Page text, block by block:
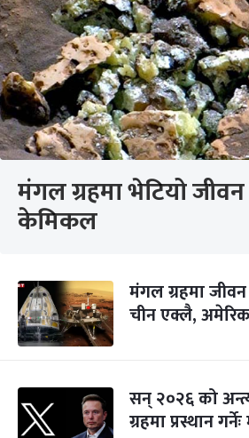
मंगल ग्रहमा भेटियो
केमिकल
मंगल ग्रहमा
चीन एक्लै,
सन् २०२६ को
ग्रहमा प्रस्थान